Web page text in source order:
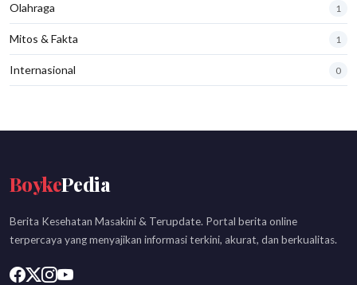
Olahraga 1
Mitos & Fakta 1
Internasional 0
BoykePedia
Berita Kesehatan Masakini & Terupdate. Portal berita online
terpercaya yang menyajikan informasi terkini, akurat, dan berkualitas.